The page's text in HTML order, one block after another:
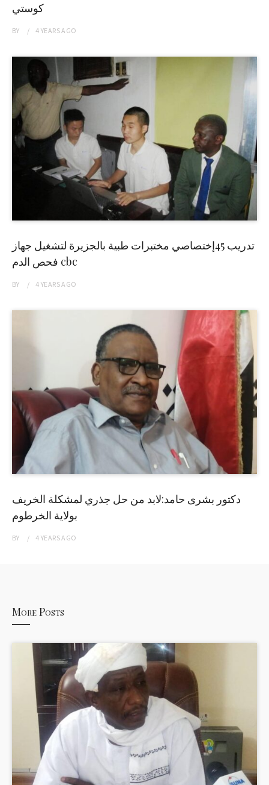
كوستي
BY 4 YEARSAGO
تدريب 45إختصاصي مختبرات طبية بالجزيرة لتشغيل جهاز
فحص الدم cbc
BY 4 YEARSAGO
دكتور بشرى حامد:لابد من حل جذري لمشكلة الخريف
بولاية الخرطوم
BY 4 YEARSAGO
More Posts